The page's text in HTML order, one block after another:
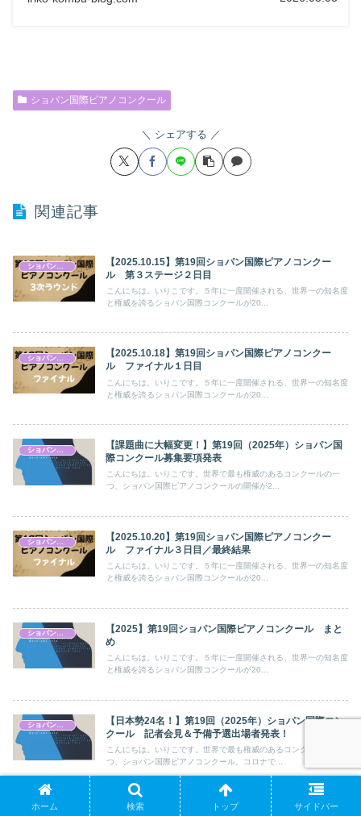
ショパン国際ピアノコンクール
シェアする
関連記事
【2025.10.15】第19回ショパン国際ピアノコンクー
ル 第３ステージ２日目
こんにちは。いりこです。５年に一度開催される、世界一の知名度
と権威を誇るショパン国際コンクールが20...
【2025.10.18】第19回ショパン国際ピアノコンクー
ル ファイナル１日目
こんにちは。いりこです。５年に一度開催される、世界一の知名度
と権威を誇るショパン国際コンクールが20...
【課題曲に大幅変更！】第19回（2025年）ショパン国
際コンクール募集要項発表
こんにちは。いりこです。世界で最も権威のあるコンクールの一
つ、ショパン国際ピアノコンクールの開催が2...
【2025.10.20】第19回ショパン国際ピアノコンクー
ル ファイナル３日目／最終結果
こんにちは。いりこです。５年に一度開催される、世界一の知名度
と権威を誇るショパン国際コンクールが20...
ショパン国際ピアノコンクール
【2025】第19回ショパン国際ピアノコンクール まと
め
こんにちは。いりこです。５年に一度開催される、世界一の知名度
と権威を誇るショパン国際コンクールが20...
ショパン国際ピアノコンクール
【日本勢24名！】第19回（2025年）ショパン国際コン
クール 記者会見＆予備予選出場者発表！
こんにちは。いりこです。世界で最も権威のあるコンクールの一
つ、ショパン国際ピアノコンクール。コロナで...
ホーム 検索 トップ サイドバー